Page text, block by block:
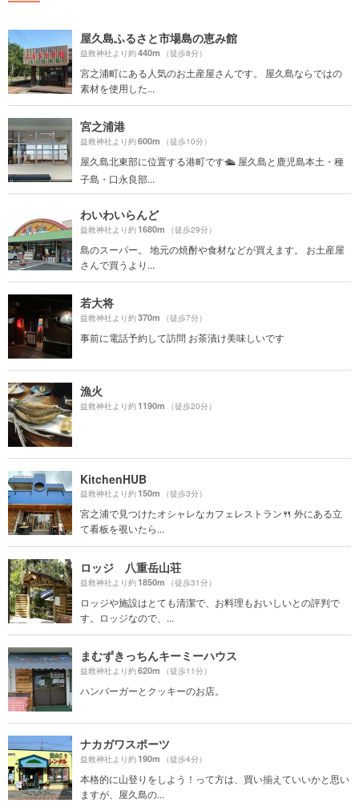
屋久島ふるさと市場島の恵み館
益救神社より約440m （徒歩8分）
宮之浦町にある人気のお土産屋さんです。 屋久島ならではの
素材を使用した...
宮之浦港
益救神社より約600m （徒歩10分）
屋久島北東部に位置する港町です🛳 屋久島と鹿児島本土・種
子島・口永良部...
わいわいらんど
益救神社より約1680m （徒歩29分）
島のスーパー。 地元の焼酎や食材などが買えます。 お土産屋
さんで買うより...
若大将
益救神社より約370m （徒歩7分）
事前に電話予約して訪問 お茶漬け美味しいです
漁火
益救神社より約1190m （徒歩20分）
KitchenHUB
益救神社より約150m （徒歩3分）
宮之浦で見つけたオシャレなカフェレストラン🍴 外にある立
て看板を覗いたら...
ロッジ 八重岳山荘
益救神社より約1850m （徒歩31分）
ロッジや施設はとても清潔で、お料理もおいしいとの評判で
す。ロッジなので、...
まむずきっちんキーミーハウス
益救神社より約620m （徒歩11分）
ハンバーガーとクッキーのお店。
ナカガワスポーツ
益救神社より約190m （徒歩4分）
本格的に山登りをしよう！って方は、買い揃えていいかと思い
ますが、屋久島の...